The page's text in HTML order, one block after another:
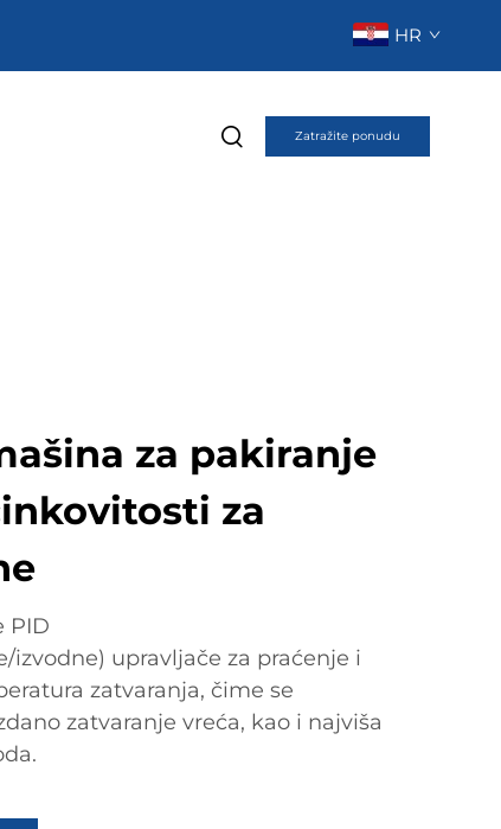
HR
Zatražite ponudu
za pakiranje
za
PID
upravljače za praćenje i
zatvaranja, čime se
zatvaranje vreća, kao i najviša